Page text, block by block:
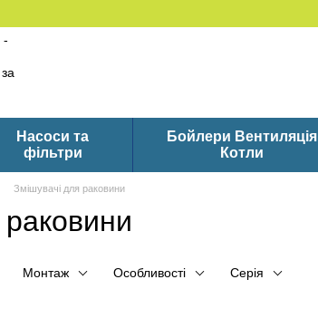
Насоси та
фільтри
Бойлери Вентиляція
Котли
Змішувачі для раковини
Монтаж Особливості Серія